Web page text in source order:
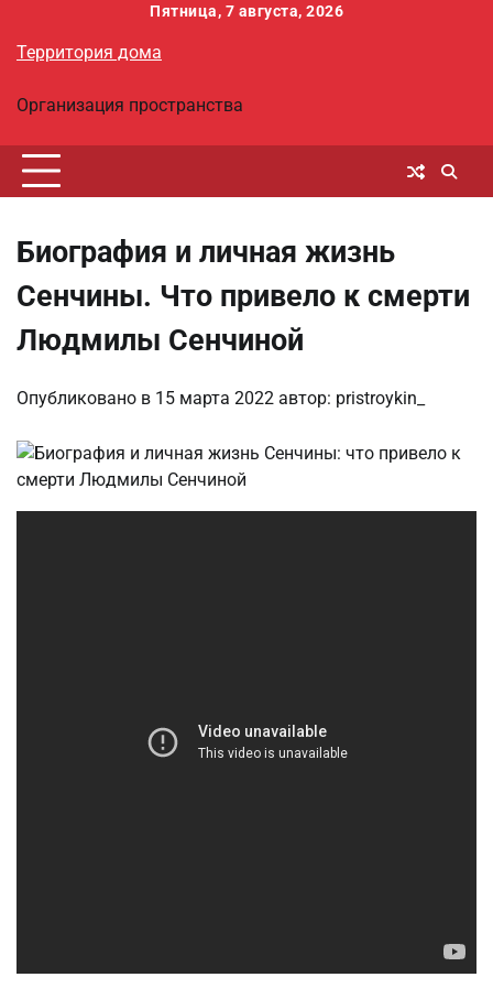
содержимому
Пятница, 7 августа, 2026
Территория дома
Организация пространства
Биография и личная жизнь
Сенчины. Что привело к смерти
Людмилы Сенчиной
Опубликовано в 15 марта 2022 автор: pristroykin_